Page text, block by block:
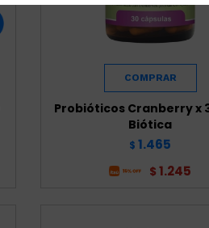
Probióticos Cranberry x
Biótica
$ 1.465
$ 1.245